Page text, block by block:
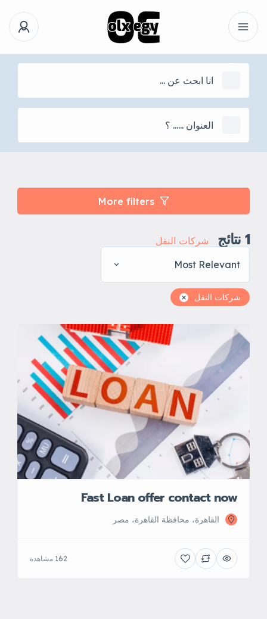
More filters
1نتائج
شركات النقل
Most Relevant
شركات النقل
Fast Loan offer contact now
القاهرة، محافظة القاهرة‬، مصر
162 مشاهدة